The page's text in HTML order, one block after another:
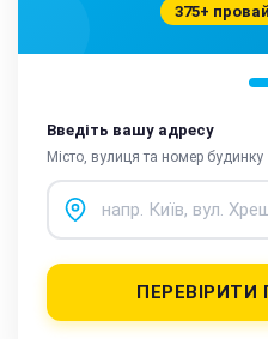
375+
Введіть вашу адресу
Місто, вулиця та номер будинку
ПЕРЕВІРИТИ